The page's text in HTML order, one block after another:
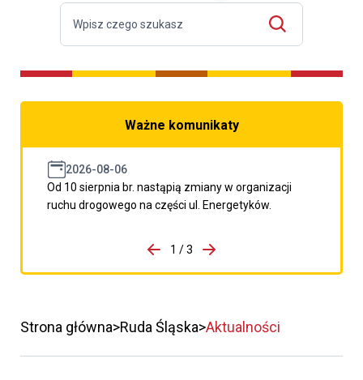
Ważne komunikaty
2026-08-06
Od 10 sierpnia br. nastąpią zmiany w organizacji
ruchu drogowego na części ul. Energetyków.
porzpedniego komunikatu
1 / 3
Przejdź do następnego
Strona główna Ruda Śląska Aktualności